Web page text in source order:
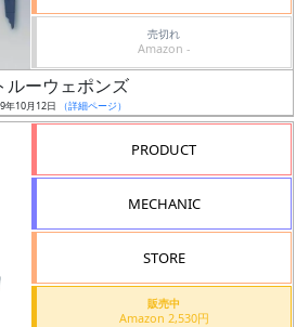
売切れ
Amazon -
ルーウェポンズ
年10月12日 （詳細ページ）
PRODUCT
MECHANIC
STORE
販売中
Amazon 2,530円